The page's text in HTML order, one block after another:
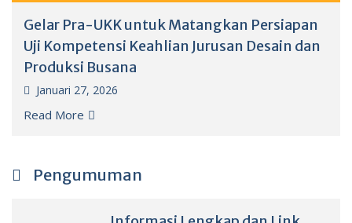
Gelar Pra-UKK untuk Matangkan Persiapan
Uji Kompetensi Keahlian Jurusan Desain dan
Produksi Busana
Januari 27, 2026
Read More
Pengumuman